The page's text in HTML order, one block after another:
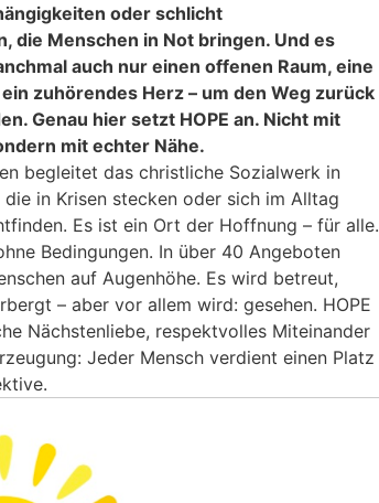
oder schlicht
die Menschen in Not bringen. Und es
auch nur einen offenen Raum, eine
zuhörendes Herz – um den Weg zurück
Genau hier setzt HOPE an. Nicht mit
mit echter Nähe.
begleitet das christliche Sozialwerk in
die in Krisen stecken oder sich im Alltag
Es ist ein Ort der Hoffnung – für alle.
Bedingungen. In über 40 Angeboten
auf Augenhöhe. Es wird betreut,
– aber vor allem wird: gesehen. HOPE
Nächstenliebe, respektvolles Miteinander
Jeder Mensch verdient einen Platz